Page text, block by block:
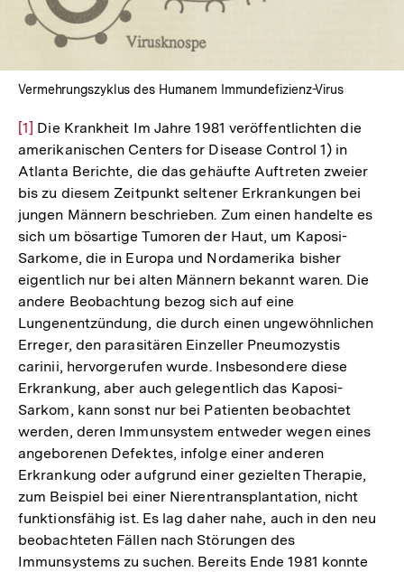
Vermehrungszyklus des Humanem Immundefizienz-Virus
Zur
Auflösung
der
Fußnote
[1] Die Krankheit Im Jahre 1981 veröffentlichten die
amerikanischen Centers for Disease Control 1) in
Atlanta Berichte, die das gehäufte Auftreten zweier
bis zu diesem Zeitpunkt seltener Erkrankungen bei
jungen Männern beschrieben. Zum einen handelte es
sich um bösartige Tumoren der Haut, um Kaposi-
Sarkome, die in Europa und Nordamerika bisher
eigentlich nur bei alten Männern bekannt waren. Die
andere Beobachtung bezog sich auf eine
Lungenentzündung, die durch einen ungewöhnlichen
Erreger, den parasitären Einzeller Pneumozystis
carinii, hervorgerufen wurde. Insbesondere diese
Erkrankung, aber auch gelegentlich das Kaposi-
Sarkom, kann sonst nur bei Patienten beobachtet
werden, deren Immunsystem entweder wegen eines
angeborenen Defektes, infolge einer anderen
Erkrankung oder aufgrund einer gezielten Therapie,
zum Beispiel bei einer Nierentransplantation, nicht
funktionsfähig ist. Es lag daher nahe, auch in den neu
beobachteten Fällen nach Störungen des
Immunsystems zu suchen. Bereits Ende 1981 konnte